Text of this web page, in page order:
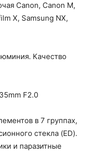
Canon, Canon M,
X, Samsung NX,
Качество
в 7 группах,
стекла (ED).
и паразитные